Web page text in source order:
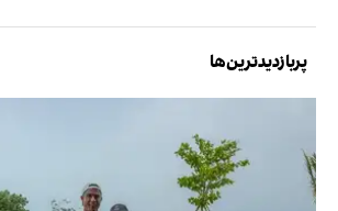
پربازدیدترین‌ها